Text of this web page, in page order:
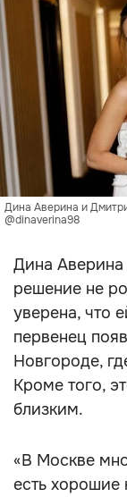
Дина Аверина и
@dinaverina98
Дина Аверина
решение не
уверена, что
первенец
Новгороде,
Кроме того,
близким.
«В Москве
есть хорошие